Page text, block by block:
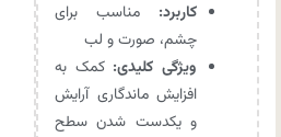
کاربرد: مناسب برای
چشم، صورت و لب
ویژگی کلیدی: کمک به
افزایش ماندگاری آرایش
و یکدست شدن سطح